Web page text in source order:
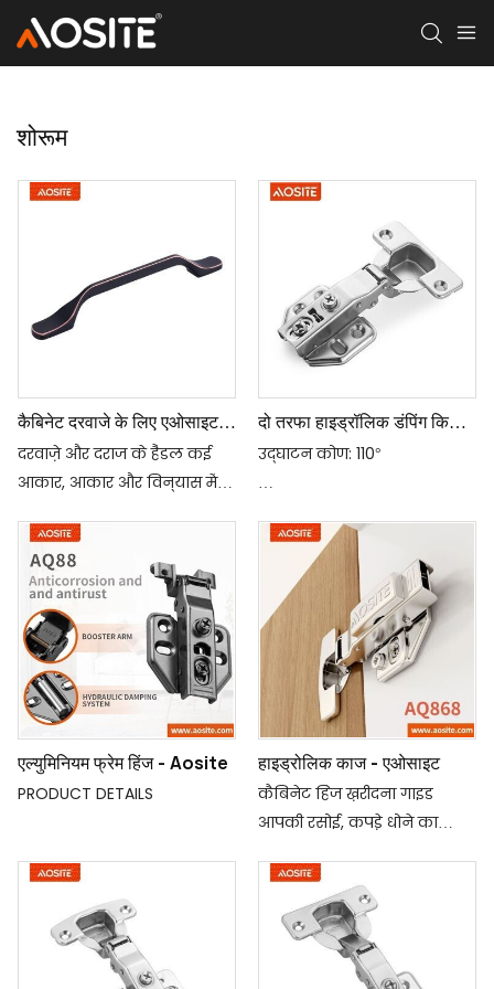
शोरूम
कैबिनेट दरवाजे के लिए एओसाइट
जिंक हैंडल
दरवाज़े और दराज के हैंडल कई
आकार, आकार और विन्यास में
क्या स्थापित करना चुनते हैं,
वास्तव में व्यक्तिगत पसंद और
आपकी डिजाइन शैली पर निर्भर
करता है। एक सामंजस्यपूर्ण रूप
के लिए अपने कमरे की थीम का
मिलान करें, इसलिए यदि आप
एक आधुनिक रसोई, कैबिनेट को
सजा रहे हैं
दो तरफा हाइड्रॉलिक डंपिंग किचन
कपबोर्ड डोर हिंज
उद्घाटन कोण: 110°
हिंज कप का डायमीटर: 35mm
हिंज कप की गहराई: 12mm
एल्युमिनियम फ्रेम हिंज - Aosite
PRODUCT DETAILS
हाइड्रोलिक काज - एओसाइट
कैबिनेट हिंज ख़रीदना गाइड
आपकी रसोई, कपड़े धोने का
विभिन्न उद्देश्यों को पूरा कर
सकती हैं, यही कारण है कि काम
के लिए सही हिंज ढूंढना
महत्वपूर्ण है। आप सोच सकते हैं